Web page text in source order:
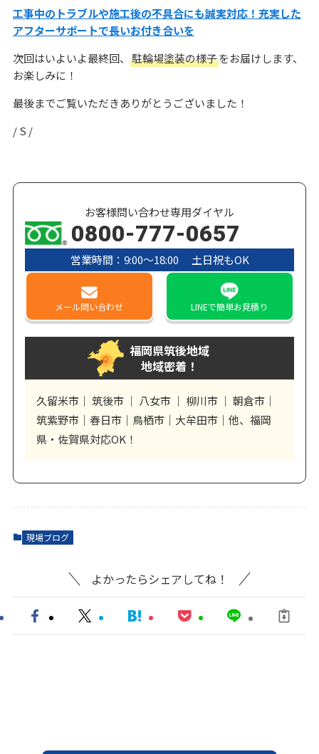
工事中のトラブルや施工後の不具合にも誠実対応！充実した
アフターサポートで長いお付き合いを
次回はいよいよ最終回、 駐輪場塗装の様子をお届けします、
お楽しみに！
最後までご覧いただきありがとうございました！
/ S /
お客様問い合わせ専用ダイヤル
0800-777-0657
営業時間：9:00〜18:00 土日祝もOK
メール問い合わせ LINEで簡単お見積り
福岡県筑後地域
地域密着！
久留米市｜ 筑後市 ｜ 八女市 ｜ 柳川市 ｜ 朝倉市｜
筑紫野市｜春日市｜鳥栖市｜大牟田市｜他、福岡
県・佐賀県対応OK！
現場ブログ
よかったらシェアしてね！